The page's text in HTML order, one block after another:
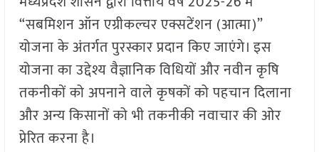
“सबमिशन ऑन एग्रीकल्चर एक्सटेंशन (आत्मा)”
योजना के अंतर्गत पुरस्कार प्रदान किए जाएंगे। इस
योजना का उद्देश्य वैज्ञानिक विधियों और नवीन कृषि
तकनीकों को अपनाने वाले कृषकों को पहचान दिलाना
और अन्य किसानों को भी तकनीकी नवाचार की ओर
प्रेरित करना है।